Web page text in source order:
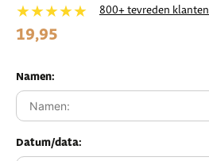
★★★★★ 800+ tevreden klanten
19,95
Namen:
Datum/data: